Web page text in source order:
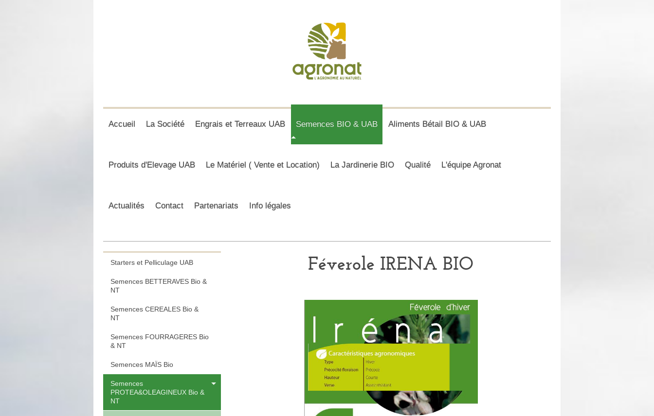
Accueil La Société Engrais et Terreaux UAB Semences BIO & UAB Aliments Bétail BIO & UAB
Produits d'Elevage UAB Le Matériel ( Vente et Location) La Jardinerie BIO Qualité L'équipe Agronat
Actualités Contact Partenariats Info légales
Féverole IRENA BIO
Starters et Pelliculage UAB
Semences BETTERAVES Bio &
NT
Semences CEREALES Bio &
NT
Semences FOURRAGERES Bio
& NT
Semences MAÏS Bio
Semences
PROTEA&OLEAGINEUX Bio &
NT